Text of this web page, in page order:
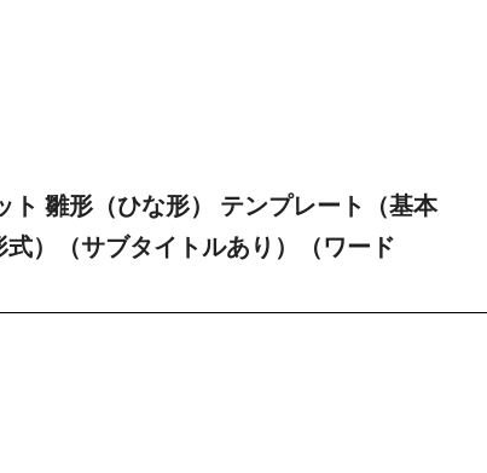
ト 雛形（ひな形） テンプレート（基本
）（サブタイトルあり）（ワード